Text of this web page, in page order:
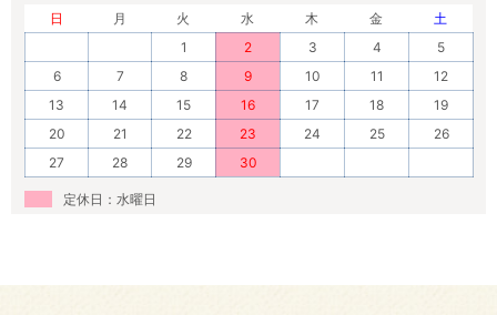
日
月 火 水 木 金
土
1
2 3 4
5
6
7 8 9 10 11
12
13
14 15 16 17 18
19
20
21 22 23 24 25
26
27
28 29 30
定休日：水曜日